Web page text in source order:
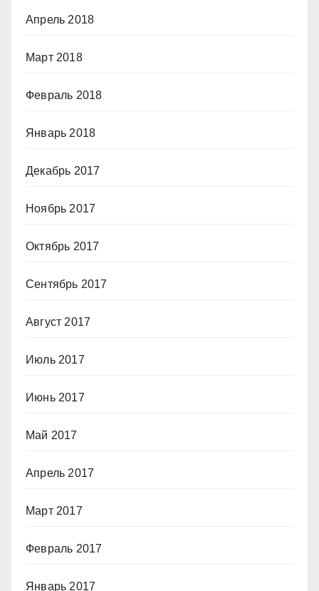
Апрель 2018
Март 2018
Февраль 2018
Январь 2018
Декабрь 2017
Ноябрь 2017
Октябрь 2017
Сентябрь 2017
Август 2017
Июль 2017
Июнь 2017
Май 2017
Апрель 2017
Март 2017
Февраль 2017
Январь 2017